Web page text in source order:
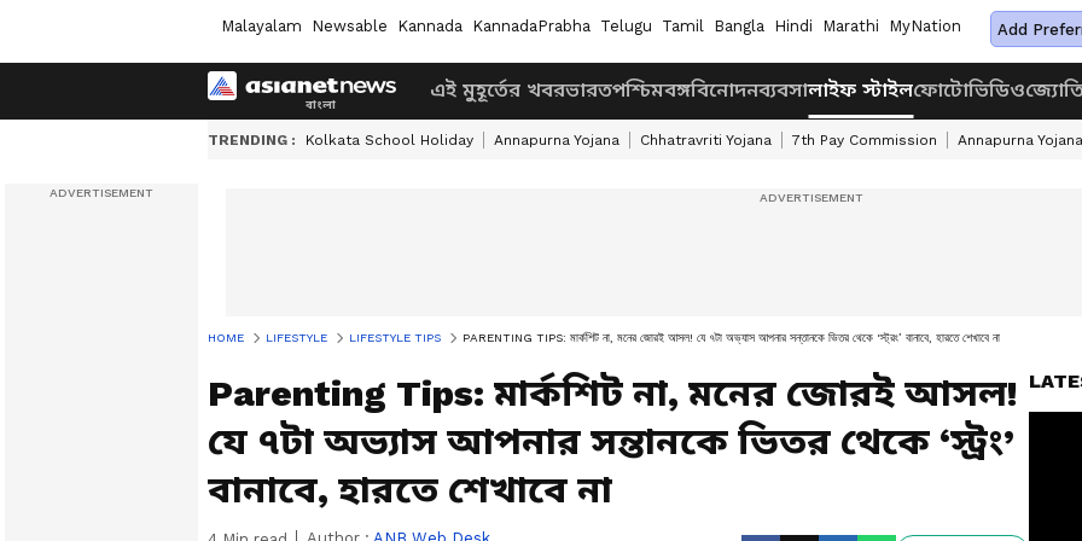
Malayalam Newsable Kannada KannadaPrabha Telugu Tamil Bangla Hindi Marathi MyNation Add
এই মুহূর্তের খবরভারতপশ্চিমবঙ্গবিনোদনব্যবসালাইফ স্টাইলফোটোভিডিও
TRENDING : Kolkata School Holiday Annapurna Yojana Chhatravriti Yojana 7th Pay Commission Annapurna
HOME LIFESTYLE LIFESTYLE TIPS PARENTING TIPS: মার্কশিট না, মনের জোরই আসল! যে ৭টা অভ্যাস আপনার সন্তানকে ভিতর থেকে ‘স্ট্রং’ বানাবে, হারতে শেখাবে না
Parenting Tips: মার্কশিট না, মনের জোরই আসল!
যে ৭টা অভ্যাস আপনার সন্তানকে ভিতর থেকে ‘স্ট্রং’
বানাবে, হারতে শেখাবে না